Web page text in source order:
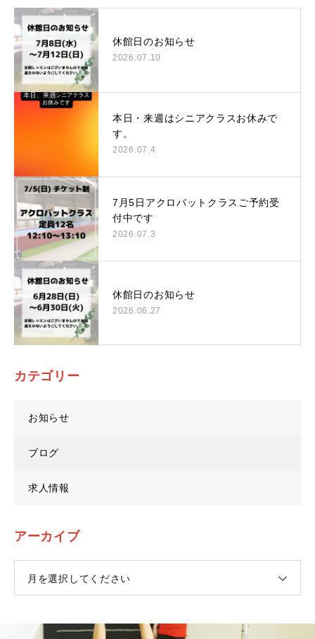
休館日のお知らせ
2026.07.10
本日・来週はシニアクラスお休みで
す。
2026.07.4
7月5日アクロバットクラスご予約受
付中です
2026.07.3
休館日のお知らせ
2026.06.27
カテゴリー
お知らせ
ブログ
求人情報
アーカイブ
月を選択してください